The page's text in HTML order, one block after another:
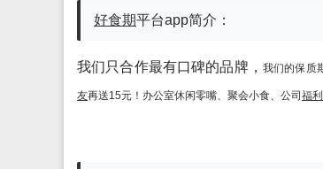
好食期平台app简介：
我们只合作最有口碑的品牌， 我们的保质
友再送15元！ 办公室休闲零嘴、聚会小食、公司 福利